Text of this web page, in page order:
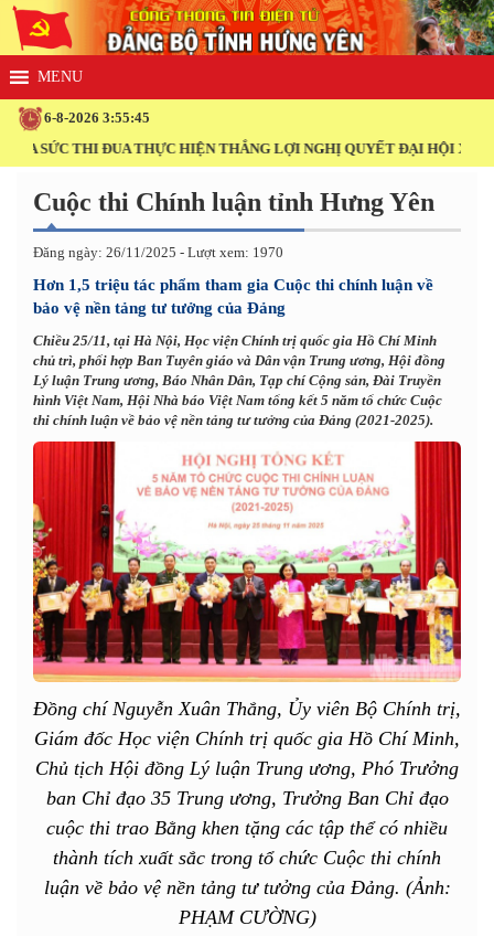
6-8-2026 3:55:46
ĐUA THỰC HIỆN THẮNG LỢI NGHỊ QUYẾT ĐẠI HỘI XIV CỦA ĐẢNG!
Cuộc thi Chính luận tỉnh Hưng Yên
Đăng ngày: 26/11/2025 - Lượt xem: 1970
Hơn 1,5 triệu tác phẩm tham gia Cuộc thi chính luận về
bảo vệ nền tảng tư tưởng của Đảng
Chiều 25/11, tại Hà Nội, Học viện Chính trị quốc gia Hồ Chí Minh
chủ trì, phối hợp Ban Tuyên giáo và Dân vận Trung ương, Hội đồng
Lý luận Trung ương, Báo Nhân Dân, Tạp chí Cộng sản, Đài Truyền
hình Việt Nam, Hội Nhà báo Việt Nam tổng kết 5 năm tổ chức Cuộc
thi chính luận về bảo vệ nền tảng tư tưởng của Đảng (2021-2025).
Đồng chí Nguyễn Xuân Thắng, Ủy viên Bộ Chính trị,
Giám đốc Học viện Chính trị quốc gia Hồ Chí Minh,
Chủ tịch Hội đồng Lý luận Trung ương, Phó Trưởng
ban Chỉ đạo 35 Trung ương, Trưởng Ban Chỉ đạo
cuộc thi trao Bằng khen tặng các tập thể có nhiều
thành tích xuất sắc trong tổ chức Cuộc thi chính
luận về bảo vệ nền tảng tư tưởng của Đảng. (Ảnh:
PHẠM CƯỜNG)